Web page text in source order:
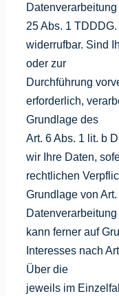
25 Abs. 1
widerrufbar. Sind
oder zur
Durchführung
erforderlich,
Grundlage des
Art. 6 Abs. 1 lit. b
wir Ihre Daten,
rechtlichen
Grundlage von
Datenverarbeitung
kann ferner auf
Interesses nach
Über die
jeweils im